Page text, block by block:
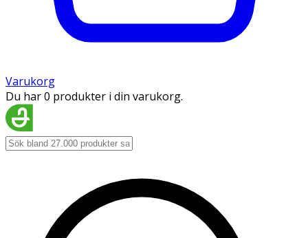
Varukorg
Du har 0 produkter i din varukorg.